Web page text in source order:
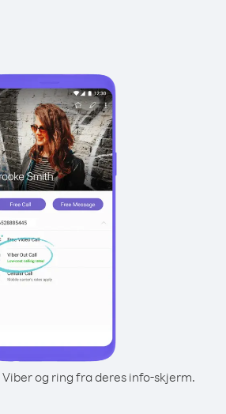
og ring fra deres info-skjerm.